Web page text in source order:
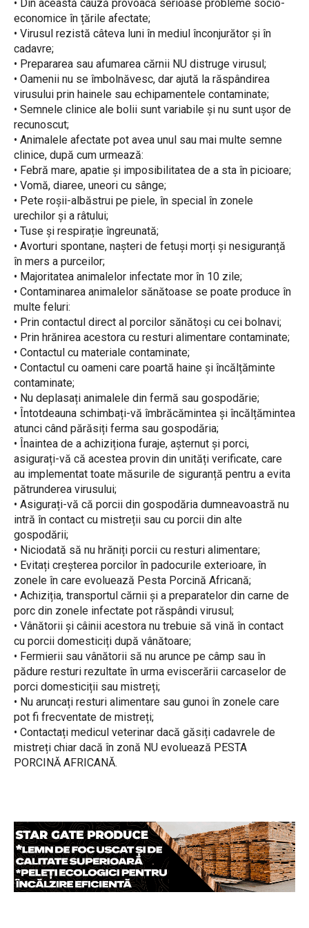
• Din această cauză provoacă serioase probleme socio-
economice în țările afectate;
• Virusul rezistă câteva luni în mediul înconjurător și în
cadavre;
• Prepararea sau afumarea cărnii NU distruge virusul;
• Oamenii nu se îmbolnăvesc, dar ajută la răspândirea
virusului prin hainele sau echipamentele contaminate;
• Semnele clinice ale bolii sunt variabile și nu sunt ușor de
recunoscut;
• Animalele afectate pot avea unul sau mai multe semne
clinice, după cum urmează:
• Febră mare, apatie și imposibilitatea de a sta în picioare;
• Vomă, diaree, uneori cu sânge;
• Pete roșii-albăstrui pe piele, în special în zonele
urechilor și a râtului;
• Tuse și respirație îngreunată;
• Avorturi spontane, nașteri de fetuși morți și nesiguranță
în mers a purceilor;
• Majoritatea animalelor infectate mor în 10 zile;
• Contaminarea animalelor sănătoase se poate produce în
multe feluri:
• Prin contactul direct al porcilor sănătoși cu cei bolnavi;
• Prin hrănirea acestora cu resturi alimentare contaminate;
• Contactul cu materiale contaminate;
• Contactul cu oameni care poartă haine și încălțăminte
contaminate;
• Nu deplasați animalele din fermă sau gospodărie;
• Întotdeauna schimbați-vă îmbrăcămintea și încălțămintea
atunci când părăsiți ferma sau gospodăria;
• Înaintea de a achiziționa furaje, așternut și porci,
asigurați-vă că acestea provin din unități verificate, care
au implementat toate măsurile de siguranță pentru a evita
pătrunderea virusului;
• Asigurați-vă că porcii din gospodăria dumneavoastră nu
intră în contact cu mistreții sau cu porcii din alte
gospodării;
• Niciodată să nu hrăniți porcii cu resturi alimentare;
• Evitați creșterea porcilor în padocurile exterioare, în
zonele în care evoluează Pesta Porcină Africană;
• Achiziția, transportul cărnii și a preparatelor din carne de
porc din zonele infectate pot răspândi virusul;
• Vânătorii și câinii acestora nu trebuie să vină în contact
cu porcii domesticiți după vânătoare;
• Fermierii sau vânătorii să nu arunce pe câmp sau în
pădure resturi rezultate în urma eviscerării carcaselor de
porci domesticiții sau mistreți;
• Nu aruncați resturi alimentare sau gunoi în zonele care
pot fi frecventate de mistreți;
• Contactați medicul veterinar dacă găsiți cadavrele de
mistreți chiar dacă în zonă NU evoluează PESTA
PORCINĂ AFRICANĂ.